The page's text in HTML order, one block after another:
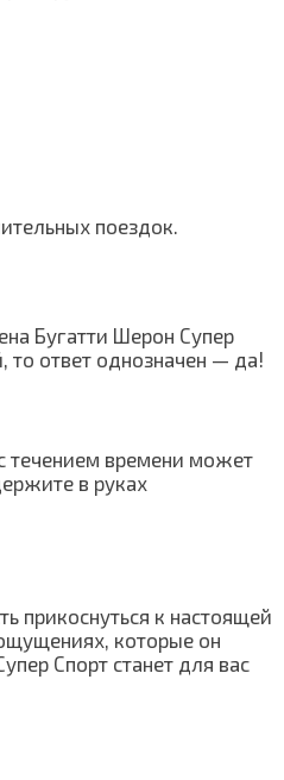
поездок.
Бугатти Шерон Супер
то ответ однозначен — да!
течением времени может
в руках
прикоснуться к настоящей
которые он
Спорт станет для вас